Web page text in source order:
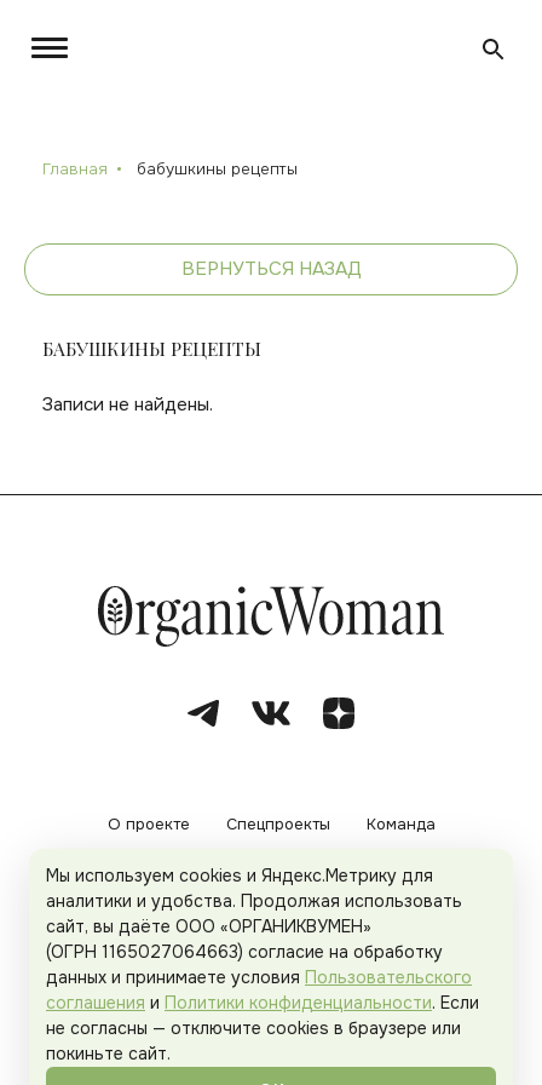
Главная бабушкины рецепты
ВЕРНУТЬСЯ НАЗАД
БАБУШКИНЫ РЕЦЕПТЫ
Записи не найдены.
О проекте Спецпроекты Команда
Рекламодателям Политика конфиденциальности
Пользовательское соглашение
Organicwoman.ru . Все права защищены.
Мы используем cookies и Яндекс.Метрику для
аналитики и удобства. Продолжая использовать
сайт, вы даёте ООО «ОРГАНИКВУМЕН»
(ОГРН 1165027064663) согласие на обработку
данных и принимаете условия Пользовательского
соглашения и Политики конфиденциальности. Если
не согласны — отключите cookies в браузере или
покиньте сайт.